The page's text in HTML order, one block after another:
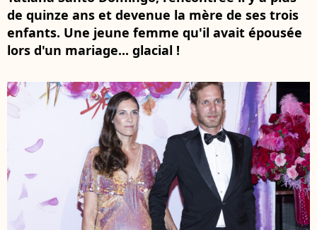
de quinze ans et devenue la mère de ses trois
enfants. Une jeune femme qu'il avait épousée
lors d'un mariage... glacial !